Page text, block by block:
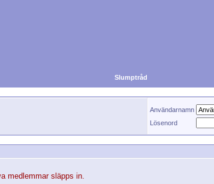
Slumptråd
Användarnamn
Lösenord
medlemmar släpps in.